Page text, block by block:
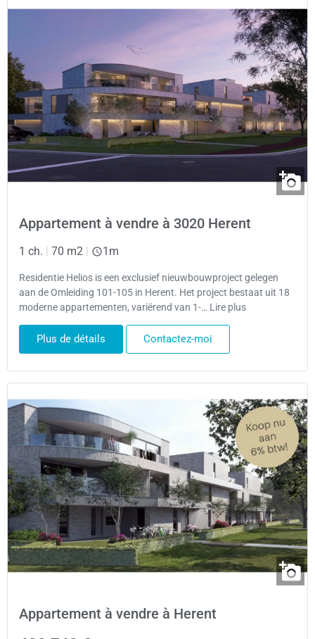
Appartement à vendre à 3020 Herent
1 ch. | 70 m2 | 1m
Residentie Helios is een exclusief nieuwbouwproject gelegen
aan de Omleiding 101-105 in Herent. Het project bestaat uit 18
moderne appartementen, variërend van 1-… Lire plus
Plus de détails Contactez-moi
Appartement à vendre à Herent